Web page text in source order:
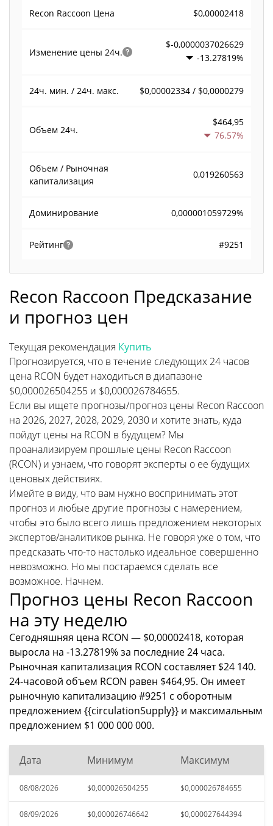
Recon Raccoon Цена $0,00002418
Изменение цены 24ч.
$-0,0000037026629
-13.27819%
24ч. мин. / 24ч. макс. $0,00002334 / $0,0000279
Объем 24ч.
$464,95
76.57%
Объем / Рыночная
капитализация
0,019260563
Доминирование 0,000001059729%
Рейтинг #9251
Recon Raccoon Предсказание
и прогноз цен
Текущая рекомендация Купить
Прогнозируется, что в течение следующих 24 часов
цена RCON будет находиться в диапазоне
$0,000026504255 и $0,000026784655.
Если вы ищете прогнозы/прогноз цены Recon Raccoon
на 2026, 2027, 2028, 2029, 2030 и хотите знать, куда
пойдут цены на RCON в будущем? Мы
проанализируем прошлые цены Recon Raccoon
(RCON) и узнаем, что говорят эксперты о ее будущих
ценовых действиях.
Имейте в виду, что вам нужно воспринимать этот
прогноз и любые другие прогнозы с намерением,
чтобы это было всего лишь предложением некоторых
экспертов/аналитиков рынка. Не говоря уже о том, что
предсказать что-то настолько идеальное совершенно
невозможно. Но мы постараемся сделать все
возможное. Начнем.
Прогноз цены Recon Raccoon
на эту неделю
Сегодняшняя цена RCON — $0,00002418, которая
выросла на -13.27819% за последние 24 часа.
Рыночная капитализация RCON составляет $24 140.
24-часовой объем RCON равен $464,95. Он имеет
рыночную капитализацию #9251 с оборотным
предложением {{circulationSupply}} и максимальным
предложением $1 000 000 000.
Дата Минимум Максимум
08/08/2026 $0,000026504255 $0,000026784655
08/09/2026 $0,000026746642 $0,000027644394